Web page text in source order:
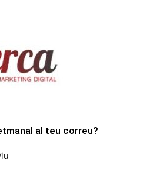
al teu correu?